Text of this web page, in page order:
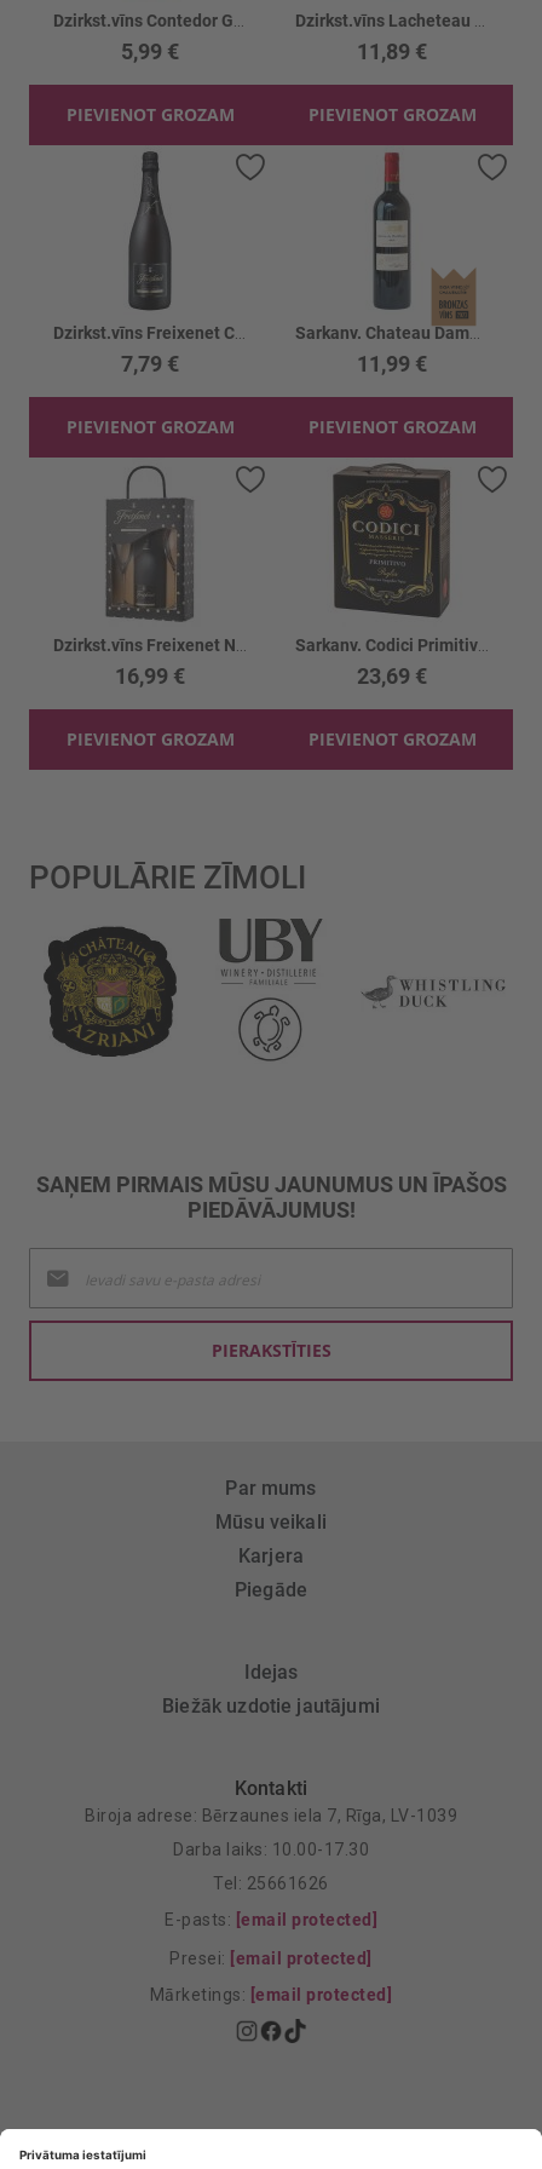
5,99 €
PIEVIENOT GROZAM
11,89 €
PIEVIENOT GROZAM
7,79 €
PIEVIENOT GROZAM
11,99 €
PIEVIENOT GROZAM
16,99 €
PIEVIENOT GROZAM
Pievienot vēlmju sarakstam
23,69 €
PIEVIENOT GROZAM
POPULĀRIE ZĪMOLI
SAŅEM PIRMAIS MŪSU JAUNUMUS UN ĪPAŠOS
PIEDĀVĀJUMUS!
jaunumu
saņemšanai:
PIERAKSTĪTIES
Par mums
Mūsu veikali
Karjera
Piegāde
Idejas
Biežāk uzdotie jautājumi
Kontakti
Biroja adrese: Bērzaunes iela 7, Rīga, LV-1039
Darba laiks: 10.00-17.30
Tel: 25661626
E-pasts: [email protected]
Presei: [email protected]
Mārketings: [email protected]